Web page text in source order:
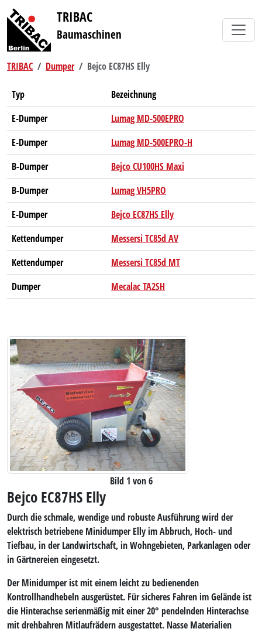
TRIBAC
Baumaschinen
TRIBAC Dumper Bejco EC87HS Elly
Typ
Bezeichnung
E-Dumper
Lumag MD-500EPRO
E-Dumper
Lumag MD-500EPRO-H
B-Dumper
Bejco CU100HS Maxi
B-Dumper
Lumag VH5PRO
E-Dumper
Bejco EC87HS Elly
Kettendumper
Messersi TC85d AV
Kettendumper
Messersi TC85d MT
Dumper
Mecalac TA2SH
Bild 1 von 6
Bejco EC87HS Elly
Durch die schmale, wendige und robuste Ausführung wird der
elektrischbetriebene Minidumper Elly im Abbruch, Hoch- und
Tiefbau, in der Landwirtschaft, in Wohngebieten, Parkanlagen oder
in Gärtnereien eingesetzt.
Der Minidumper ist mit einem leicht zu bedienenden
Kontrollhandhebeln ausgerüstet. Für sicheres Fahren im Gelände ist
die Hinterachse serienmäßig mit einer 20° pendelnden Hinterachse
mit drehbahren Mitlaufrädern ausgestattet. Nasse Materialien